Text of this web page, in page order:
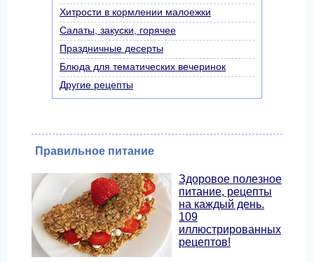
Хитрости в кормлении малоежки
Салаты, закуски, горячее
Праздничные десерты
Блюда для тематических вечеринок
Другие рецепты
Правильное питание
Здоровое полезное
питание, рецепты
на каждый день.
109
иллюстрированных
рецептов!